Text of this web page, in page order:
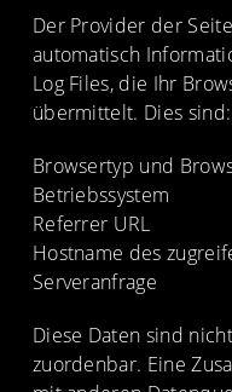
Der Provider der
automatisch
Log Files, die Ihr
übermittelt. Dies sind:
Browsertyp und
Betriebssystem
Referrer URL
Hostname des
Serveranfrage
Diese Daten sind
zuordenbar. Eine